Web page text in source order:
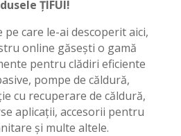
ȚIFUI!
pe care le-ai descoperit aici,
online găsești o gamă
pentru clădiri eficiente
pompe de căldură,
cu recuperare de căldură,
aplicații, accesorii pentru
și multe altele.